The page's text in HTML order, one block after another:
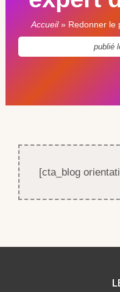
Accueil» Redonner le
publié
[cta_blog